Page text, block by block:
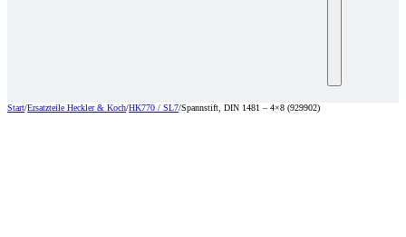
Start/Ersatzteile Heckler & Koch/HK770 / SL7/Spannstift, DIN 1481 – 4×8 (929902)